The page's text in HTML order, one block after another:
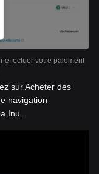
effectuer votre paiement
sur Acheter des
navigation
Inu.